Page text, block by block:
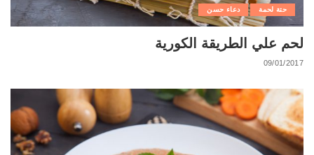
حتة لحمة دعاء حسن
لحم علي الطريقة الكورية
09/01/2017